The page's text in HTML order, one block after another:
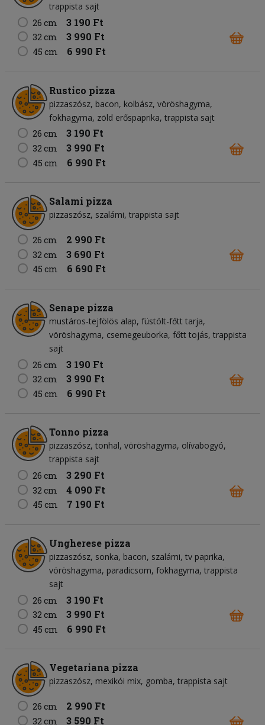
trappista sajt
26 cm
3 190 Ft
32 cm 3 990 Ft
45 cm 6 990 Ft
Rustico pizza
pizzaszósz bacon kolbász vöröshagyma
fokhagyma zöld erőspaprika trappista sajt
26 cm
3 190 Ft
32 cm 3 990 Ft
45 cm 6 990 Ft
Salami pizza
pizzaszósz szalámi trappista sajt
26 cm 2 990 Ft
32 cm 3 690 Ft
45 cm 6 690 Ft
Senape pizza
mustáros-tejfölös alap füstölt-főtt tarja
vöröshagyma csemegeuborka főtt tojás trappista
sajt
26 cm
3 190 Ft
32 cm 3 990 Ft
45 cm 6 990 Ft
Tonno pizza
pizzaszósz tonhal vöröshagyma olívabogyó
trappista sajt
26 cm
3 290 Ft
32 cm 4 090 Ft
45 cm 7 190 Ft
Ungherese pizza
pizzaszósz sonka bacon szalámi tv paprika
vöröshagyma paradicsom fokhagyma trappista
sajt
26 cm
3 190 Ft
32 cm 3 990 Ft
45 cm 6 990 Ft
Vegetariana pizza
pizzaszósz mexikói mix gomba trappista sajt
26 cm 2 990 Ft
32 cm 3 590 Ft